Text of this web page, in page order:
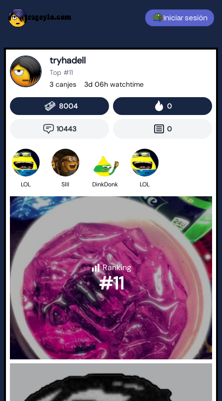
rageylo.com Iniciar sesión
tryhadell
Top #11
3 canjes 3d 06h watchtime
8004 0
10443 0
LOL SIII DinkDonk LOL
Ranking
#11